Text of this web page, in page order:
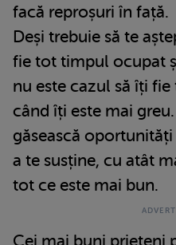
facă reproșuri în față.
Deși trebuie să te
fie tot timpul ocupat
nu este cazul să îți fie
când îți este mai
găsească
a te susține, cu atât
tot ce este mai bun.
Cei mai buni prieteni